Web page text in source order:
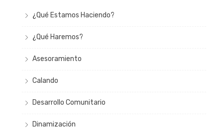
¿Qué Estamos Haciendo?
¿Qué Haremos?
Asesoramiento
Calando
Desarrollo Comunitario
Dinamización